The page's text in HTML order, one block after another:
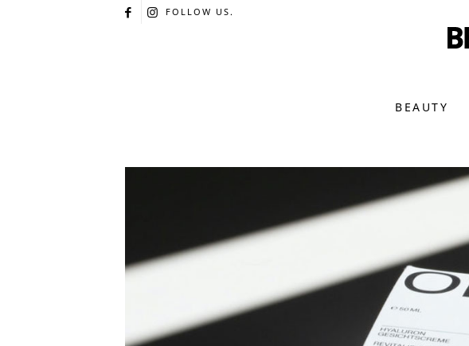
FOLLOW US.
BEAUTY